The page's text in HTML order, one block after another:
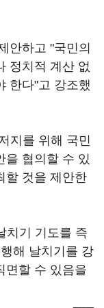
안하고 "국민의
정치적 계산 없
한다"고 강조했
지를 위해 국민
을 협의할 수 있
할 것을 제안한
치기 기도를 즉
해 날치기를 강
면할 수 있음을